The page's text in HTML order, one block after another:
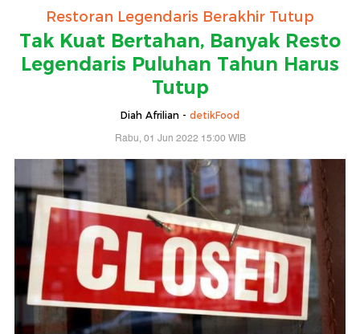
Restoran Legendaris Berakhir Tutup
Tak Kuat Bertahan, Banyak Resto
Legendaris Puluhan Tahun Harus
Tutup
Diah Afrilian - detikFood
Rabu, 01 Jun 2022 15:00 WIB